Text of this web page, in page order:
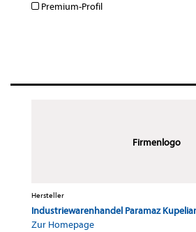
Premium-Profil
Firmenlogo
Hersteller
Industriewarenhandel Paramaz
Zur Homepage